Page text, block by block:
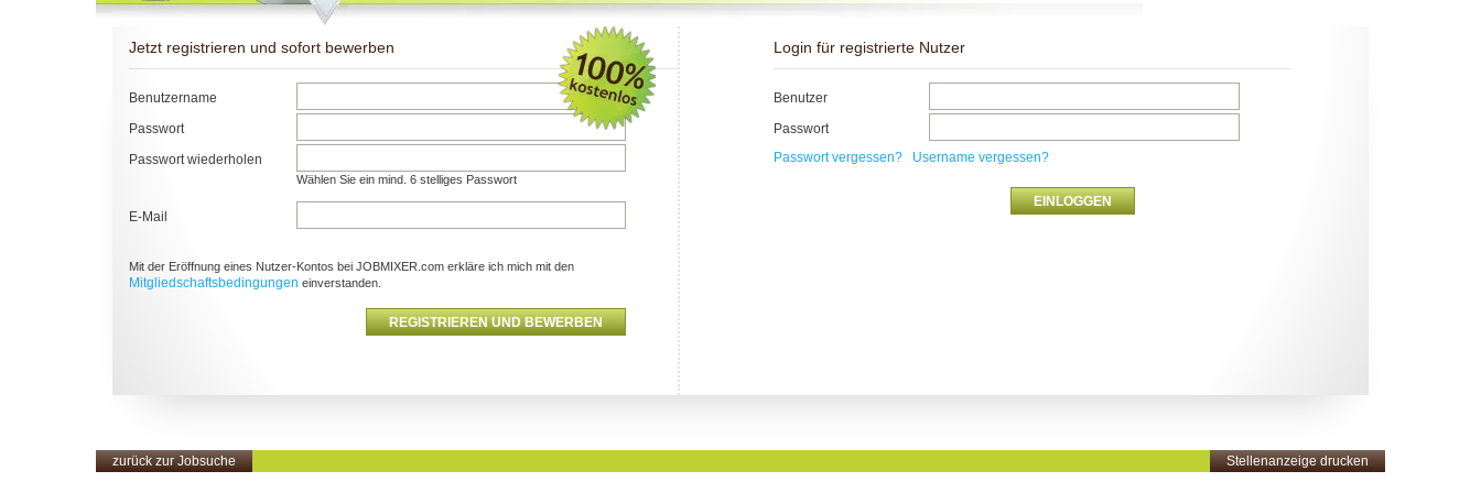
Jetzt registrieren und sofort bewerben
Benutzername
Passwort
Passwort wiederholen
Wählen Sie ein mind. 6 stelliges Passwort
E-Mail
Mit der Eröffnung eines Nutzer-Kontos bei JOBMIXER.com erkläre ich mich mit den
Mitgliedschaftsbedingungen einverstanden.
Login für registrierte Nutzer
Benutzer
Passwort
Passwort vergessen?
Username vergessen?
zurück zur Jobsuche Stellenanzeige drucken